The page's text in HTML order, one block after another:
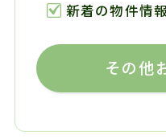
新着の物件情
その他